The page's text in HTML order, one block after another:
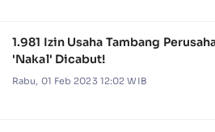
1.981 Izin Usaha Tambang
'Nakal' Dicabut!
Rabu, 01 Feb 2023 12:02 WIB